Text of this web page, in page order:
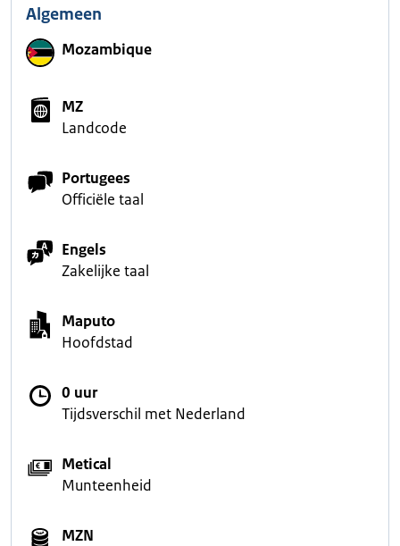
Algemeen
Mozambique
MZ
Landcode
Portugees
Officiële taal
Engels
Zakelijke taal
Maputo
Hoofdstad
0 uur
Tijdsverschil met Nederland
Metical
Munteenheid
MZN